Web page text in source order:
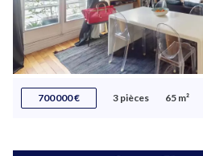
700 000 € 3 pièces 65 m²